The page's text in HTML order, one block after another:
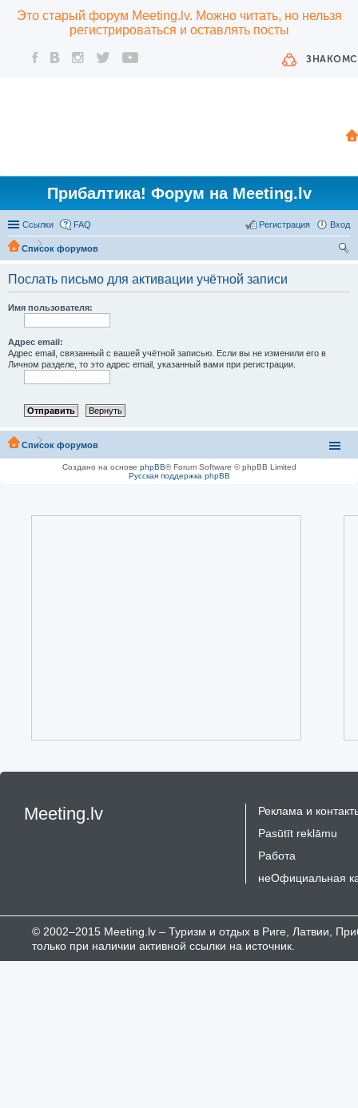
Это старый форум Meeting.lv. Можно читать, но нельзя
регистрироваться и оставлять посты
Прибалтика! Форум на Meeting.lv
Ссылки FAQ Вход
Регистрация
Список форумов
Послать письмо для активации учётной записи
Имя пользователя:
Адрес email:
Адрес email, связанный с вашей учётной записью. Если вы не изменили его в
Личном разделе, то это адрес email, указанный вами при регистрации.
Список форумов
Создано на основе phpBB® Forum Software © phpBB Limited
Русская поддержка phpBB
Meeting.lv
Реклама и
Pasūtīt reklāmu
Работа
неОфициальная
© 2002–2015 Meeting.lv – Туризм и отдых в Риге, Латвии,
только при наличии активной ссылки на источник.